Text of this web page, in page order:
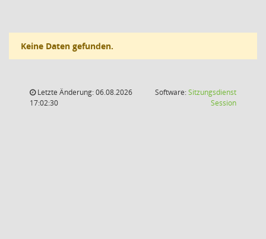
Keine Daten gefunden.
Letzte Änderung: 06.08.2026
17:02:30
Software:Sitzungsdienst
Session(Wird in